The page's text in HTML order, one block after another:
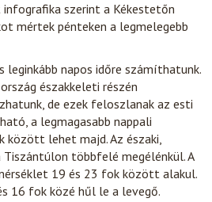
szerint a Kékestetőn
mértek pénteken a legmelegebb
leginkább napos időre számíthatunk.
északkeleti részén
de ezek feloszlanak az esti
a legmagasabb nappali
között lehet majd. Az északi,
többfelé megélénkül. A
19 és 23 fok között alakul.
16 fok közé hűl le a levegő.